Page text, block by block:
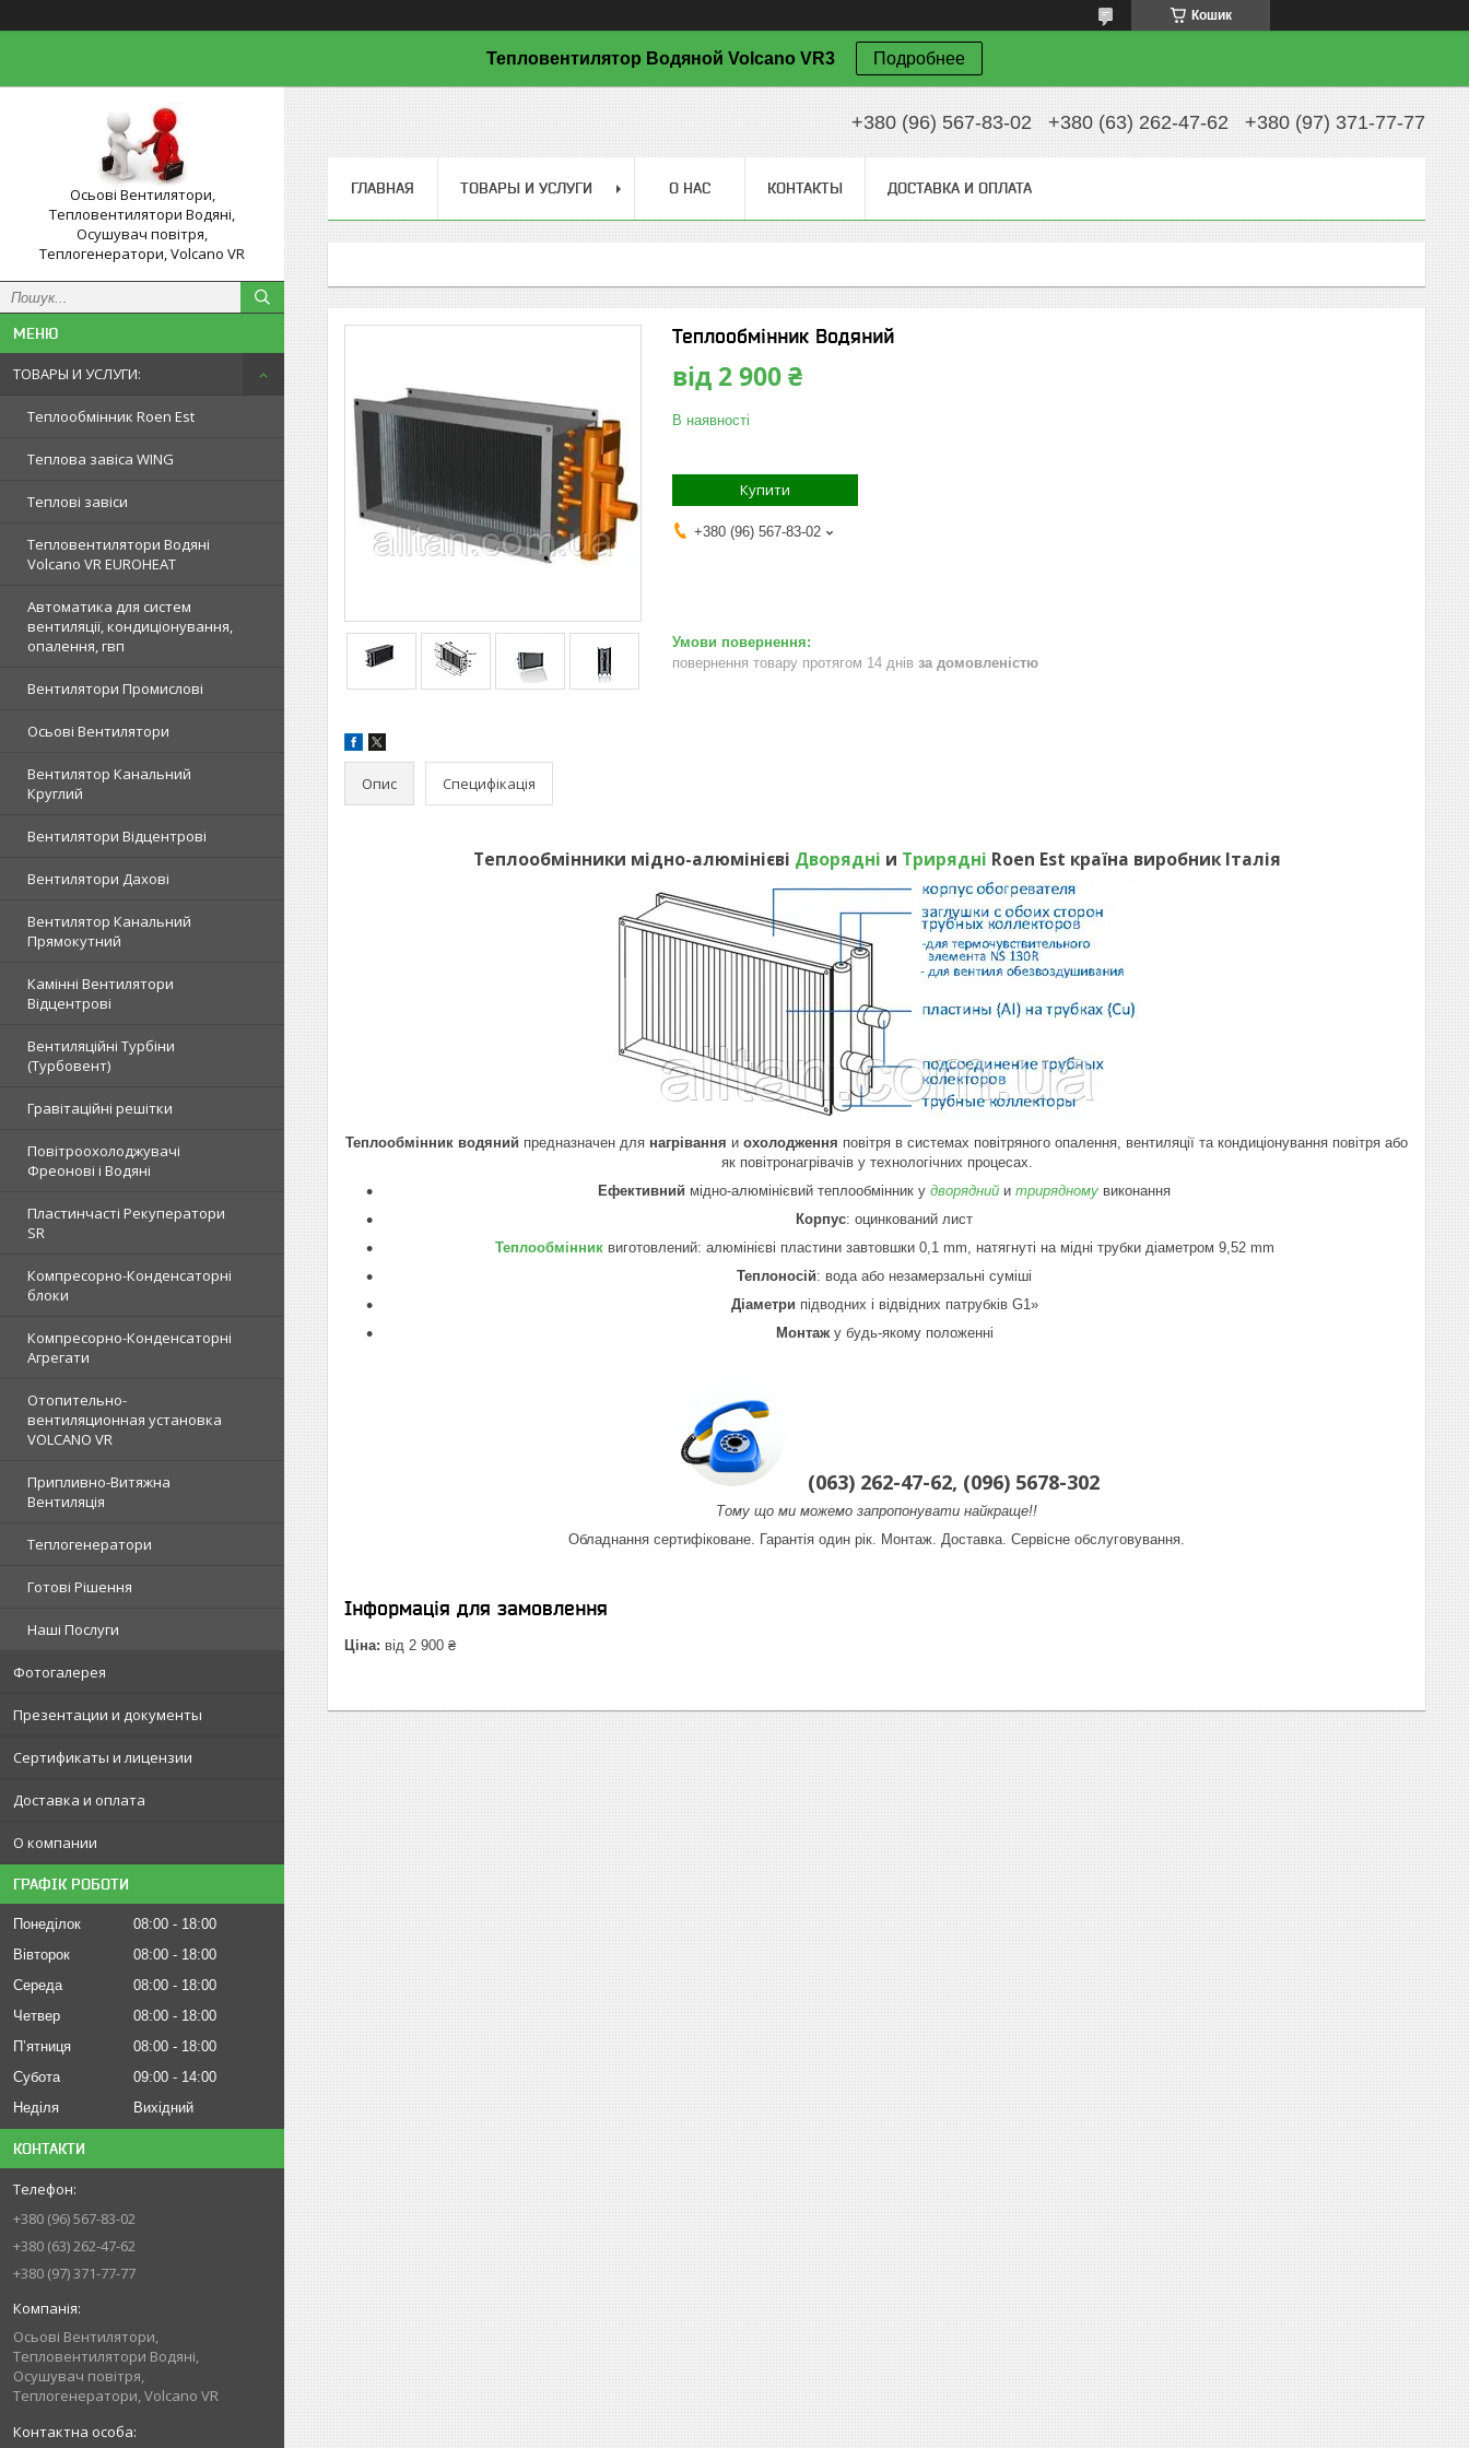
Кошик
Тепловентилятор Водяной Volcano VR3 Подробнее
Осьові Вентилятори,
Тепловентилятори Водяні,
Осушувач повітря,
Теплогенератори, Volcano VR
ТОВАРЫ И УСЛУГИ:
Теплообмінник Roen Est
Теплова завіса WING
Теплові завіси
Тепловентилятори Водяні
Volcano VR EUROHEAT
Автоматика для систем
вентиляції, кондиціонування,
опалення, гвп
Вентилятори Промислові
Осьові Вентилятори
Вентилятор Канальний
Круглий
Вентилятори Відцентрові
Вентилятори Дахові
Вентилятор Канальний
Прямокутний
Камінні Вентилятори
Відцентрові
Вентиляційні Турбіни
(Турбовент)
Гравітаційні решітки
Повітроохолоджувачі
Фреонові і Водяні
Пластинчасті Рекуператори
SR
Компресорно-Конденсаторні
блоки
Компресорно-Конденсаторні
Агрегати
Отопительно-
вентиляционная установка
VOLCANO VR
Припливно-Витяжна
Вентиляція
Теплогенератори
Готові Рішення
Наші Послуги
Фотогалерея
Презентации и документы
Сертификаты и лицензии
Доставка и оплата
О компании
ГРАФІК РОБОТИ
Понеділок 08:00
18:00
Вівторок
08:00
18:00
Середа
08:00
18:00
Четвер
08:00
18:00
Пʼятниця
08:00
18:00
Субота
09:00
14:00
Неділя
Вихідний
КОНТАКТИ
+380 (96) 567-83-02
+380 (63) 262-47-62
+380 (97) 371-77-77
Осьові Вентилятори,
Тепловентилятори Водяні,
Осушувач повітря,
Теплогенератори, Volcano VR
+380 (96) 567-83-02 +380 (63) 262-47-62 +380 (97) 371-77-77
ГЛАВНАЯ ТОВАРЫ И УСЛУГИ О НАС КОНТАКТЫ ДОСТАВКА И ОПЛАТА
Теплообмінник Водяний
від 2 900 ₴
В наявності
Купити
+380 (96) 567-83-02
повернення товару протягом 14 днів за домовленістю
Опис Специфікація
Теплообмінники мідно-алюмінієві Дворядні и Трирядні Roen Est країна виробник Італія
Теплообмінник водяний предназначен для нагрівання и охолодження повітря в системах повітряного опалення, вентиляції та кондиціонування повітря або
як повітронагрівачів у технологічних процесах.
Ефективний мідно-алюмінієвий теплообмінник у дворядний и трирядному виконання
Корпус: оцинкований лист
Теплообмінниквиготовлений: алюмінієві пластини завтовшки 0,1 mm, натягнуті на мідні трубки діаметром 9,52 mm
Теплоносій: вода або незамерзальні суміші
Діаметри підводних і відвідних патрубків G1»
Монтажу будь-якому положенні
(063) 262-47-62, (096) 5678-302
Тому що ми можемо запропонувати найкраще!!
Обладнання сертифіковане. Гарантія один рік. Монтаж. Доставка. Сервісне обслуговування.
Інформація для замовлення
Ціна: від 2 900 ₴